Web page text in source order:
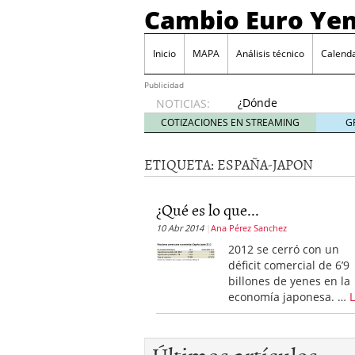
Cambio Euro
Inicio MAPA Análisis técnico
Publicidad
NOTICIAS:
¿Dónde
invertir
en
octubre
31, 2024
¿Cuál es el salario
El declive continuado
septiembre 26, 2023
El enigma del aceite de
extranjero? septiembre
COTIZACIONES EN STREAMING
ETIQUETA: ESPAÑA-JAPON
¿Qué es lo que...
10 Abr 2014 Ana Pérez Sanchez
2012 se cerró con un
déficit comercial de 6’9
billones de yenes en la
economía japonesa. …